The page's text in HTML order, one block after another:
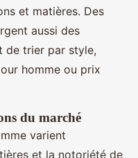
et matières. Des
aussi des
de trier par style,
homme ou prix
du marché
varient
et la notoriété de